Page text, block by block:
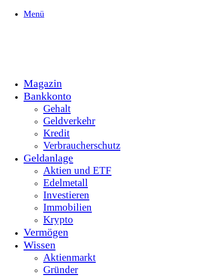
Menü
Magazin
Bankkonto
Gehalt
Geldverkehr
Kredit
Verbraucherschutz
Geldanlage
Aktien und ETF
Edelmetall
Investieren
Immobilien
Krypto
Vermögen
Wissen
Aktienmarkt
Gründer